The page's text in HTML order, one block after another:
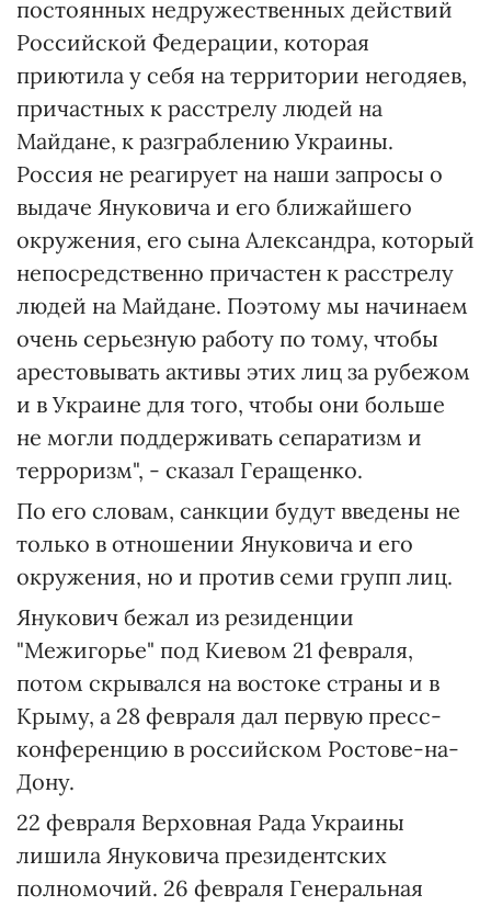
постоянных недружественных действий
Российской Федерации, которая
приютила у себя на территории негодяев,
причастных к расстрелу людей на
Майдане, к разграблению Украины.
Россия не реагирует на наши запросы о
выдаче Януковича и его ближайшего
окружения, его сына Александра, который
непосредственно причастен к расстрелу
людей на Майдане. Поэтому мы начинаем
очень серьезную работу по тому, чтобы
арестовывать активы этих лиц за рубежом
и в Украине для того, чтобы они больше
не могли поддерживать сепаратизм и
терроризм", - сказал Геращенко.
По его словам, санкции будут введены не
только в отношении Януковича и его
окружения, но и против семи групп лиц.
Янукович бежал из резиденции
"Межигорье" под Киевом 21 февраля,
потом скрывался на востоке страны и в
Крыму, а 28 февраля дал первую пресс-
конференцию в российском Ростове-на-
Дону.
22 февраля Верховная Рада Украины
лишила Януковича президентских
полномочий. 26 февраля Генеральная